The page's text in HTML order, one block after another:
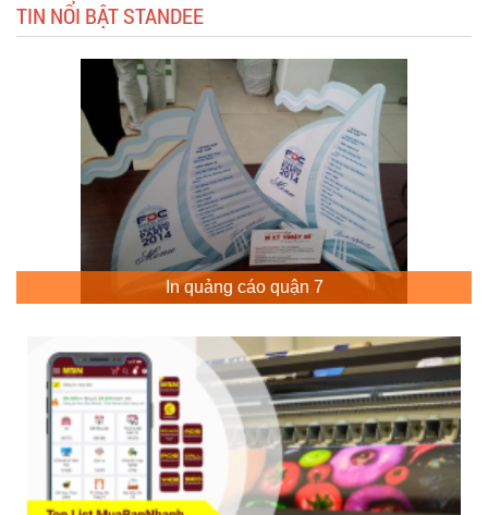
TIN NỔI BẬT STANDEE
In quảng cáo quận 7